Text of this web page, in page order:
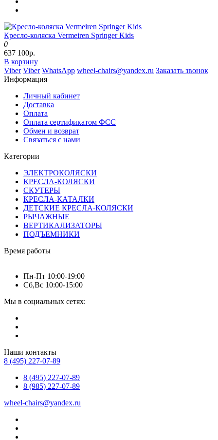
Кресло-коляска Vermeiren Springer Kids
0
637 100р.
В корзину
Viber Viber WhatsApp wheel-chairs@yandex.ru Заказать звонок
Информация
Личный кабинет
Доставка
Оплата
Оплата сертификатом ФСС
Обмен и возврат
Связаться с нами
Категории
ЭЛЕКТРОКОЛЯСКИ
КРЕСЛА-КОЛЯСКИ
СКУТЕРЫ
КРЕСЛА-КАТАЛКИ
ДЕТСКИЕ КРЕСЛА-КОЛЯСКИ
РЫЧАЖНЫЕ
ВЕРТИКАЛИЗАТОРЫ
ПОДЪЕМНИКИ
Время работы
Пн-Пт 10:00-19:00
Сб,Вс 10:00-15:00
Мы в социальных сетях:
Наши контакты
8 (495) 227-07-89
8 (495) 227-07-89
8 (985) 227-07-89
wheel-chairs@yandex.ru